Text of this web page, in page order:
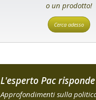
o un prodotto!
Cerca adesso
L'esperto Pac risponde
Approfondimenti sulla